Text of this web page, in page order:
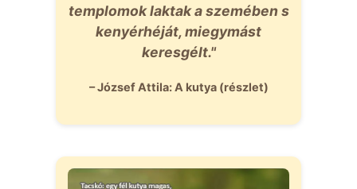
templomok laktak a szemében s
kenyérhéját, miegymást
keresgélt."
– József Attila: A kutya (részlet)